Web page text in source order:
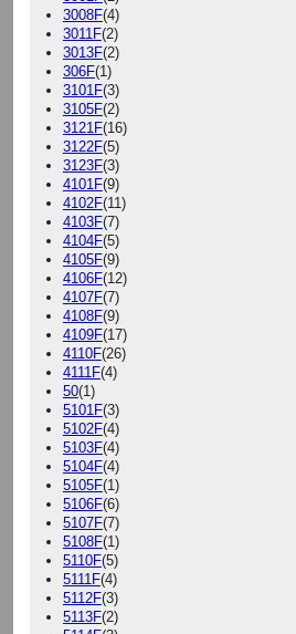
3008F(4)
3011F(2)
3013F(2)
306F(1)
3101F(3)
3105F(2)
3121F(16)
3122F(5)
3123F(3)
4101F(9)
4102F(11)
4103F(7)
4104F(5)
4105F(9)
4106F(12)
4107F(7)
4108F(9)
4109F(17)
4110F(26)
4111F(4)
50(1)
5101F(3)
5102F(4)
5103F(4)
5104F(4)
5105F(1)
5106F(6)
5107F(7)
5108F(1)
5110F(5)
5111F(4)
5112F(3)
5113F(2)